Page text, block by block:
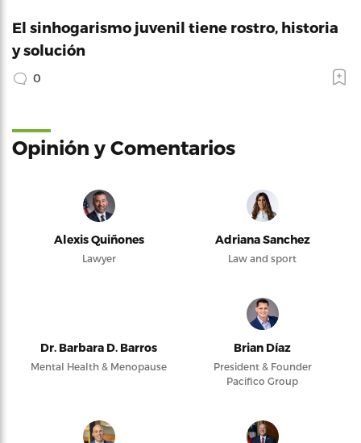
El sinhogarismo juvenil tiene rostro, historia
y solución
0
Opinión y Comentarios
Alexis Quiñones
Lawyer
Adriana Sanchez
Law and sport
Dr. Barbara D. Barros
Mental Health & Menopause
Brian Díaz
President & Founder
Pacifico Group